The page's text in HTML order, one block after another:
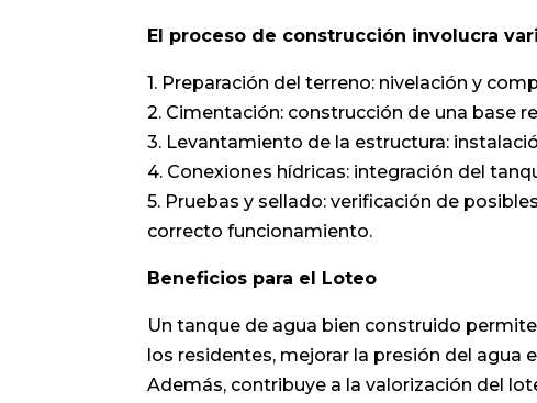
El proceso de construcción involucra
1. Preparación del terreno: nivelación y
2. Cimentación: construcción de una base
3. Levantamiento de la estructura:
4. Conexiones hídricas: integración del
5. Pruebas y sellado: verificación de
correcto funcionamiento.
Beneficios para el Loteo
Un tanque de agua bien construido
los residentes, mejorar la presión del agua
Además, contribuye a la valorización del